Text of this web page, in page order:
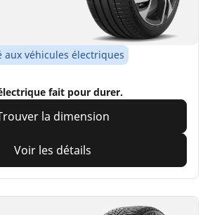
aux véhicules électriques
fait pour durer.
la dimension
Voir les détails